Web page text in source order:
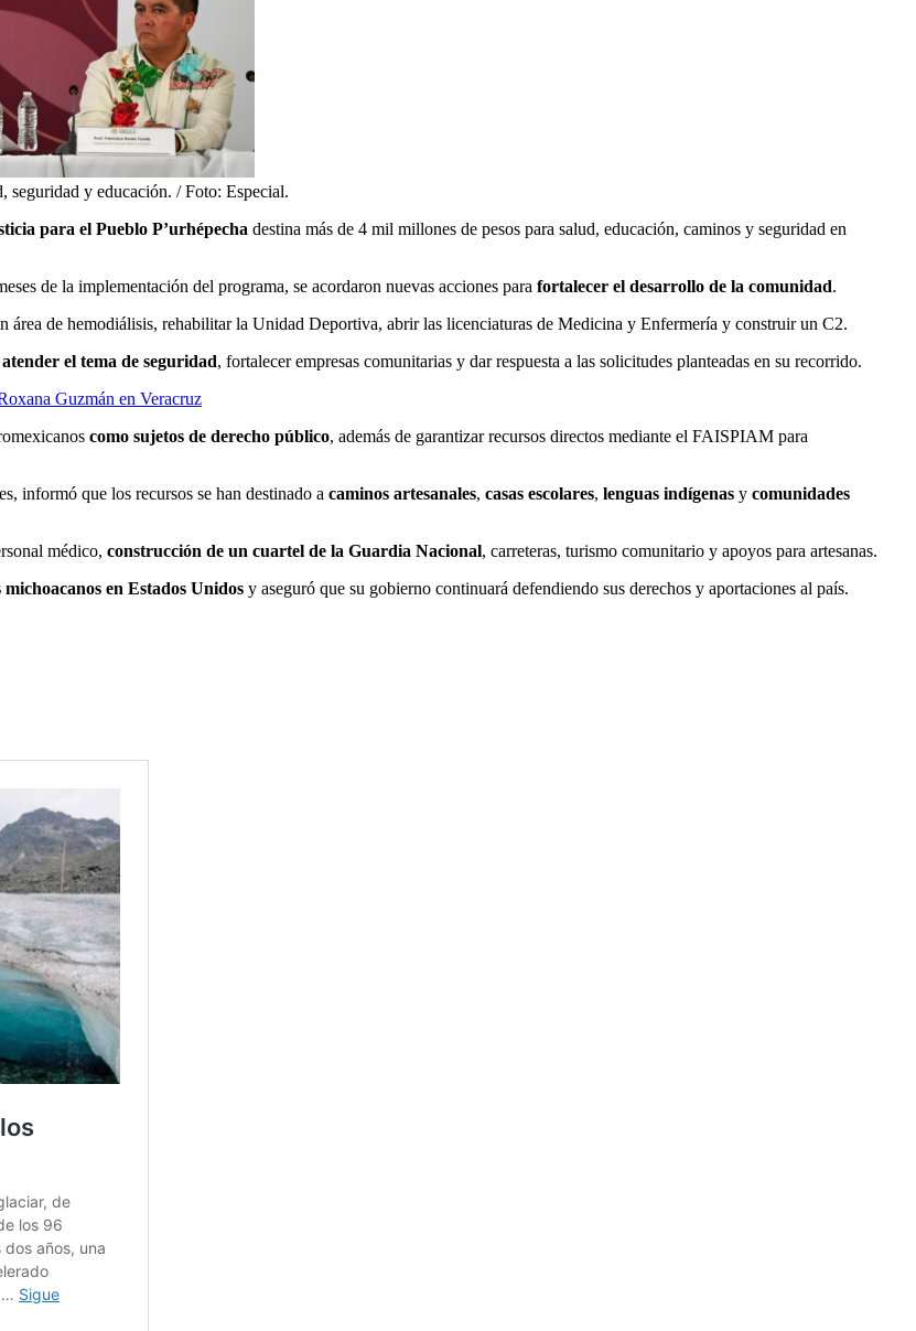
seguridad y educación. / Foto: Especial.
para el Pueblo P’urhépecha destina más de 4 mil millones de pesos para salud, educación, caminos y seguridad en
de la implementación del programa, se acordaron nuevas acciones para fortalecer el desarrollo de la comunidad.
área de hemodiálisis, rehabilitar la Unidad Deportiva, abrir las licenciaturas de Medicina y Enfermería y construir un C2.
atender el tema de seguridad, fortalecer empresas comunitarias y dar respuesta a las solicitudes planteadas en su recorrido.
Guzmán en Veracruz
como sujetos de derecho público, además de garantizar recursos directos mediante el FAISPIAM para
informó que los recursos se han destinado a caminos artesanales, casas escolares, lenguas indígenas y comunidades
médico, construcción de un cuartel de la Guardia Nacional, carreteras, turismo comunitario y apoyos para artesanas.
en Estados Unidos y aseguró que su gobierno continuará defendiendo sus derechos y aportaciones al país.